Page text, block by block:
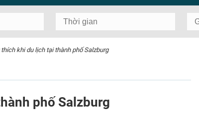
khi du lịch tại thành phố Salzburg
phố Salzburg